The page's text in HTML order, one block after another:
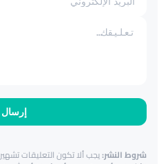
إرسال
شروط النشر:يجب ألا تكون التعليقات